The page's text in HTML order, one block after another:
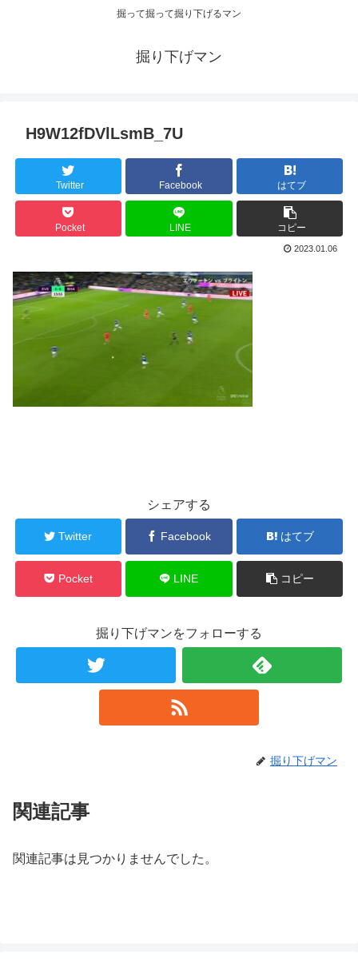
掘って掘って掘り下げるマン
掘り下げマン
H9W12fDVlLsmB_7U
Twitter Facebook はてブ
Pocket LINE コピー
2023.01.06
シェアする
Twitter Facebook はてブ
Pocket LINE コピー
掘り下げマンをフォローする
掘り下げマン
関連記事
関連記事は見つかりませんでした。